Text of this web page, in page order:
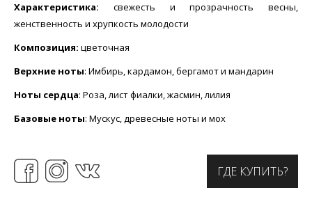
Характеристика: свежесть и прозрачность весны,
женственность и хрупкость молодости
Композиция: цветочная
Верхние ноты: Имбирь, кардамон, бергамот и мандарин
Ноты сердца: Роза, лист фиалки, жасмин, лилия
Базовые ноты: Мускус, древесные ноты и мох
ГДЕ КУПИТЬ?